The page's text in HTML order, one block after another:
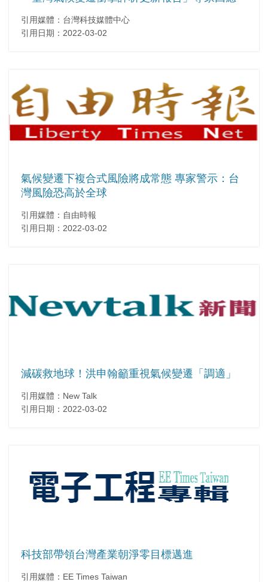
引用媒體：台灣科技媒體中心
引用日期：2022-03-02
氣候變遷下複合式風險將成常態 專家警示：台
灣風險恐高於全球
引用媒體：自由時報
引用日期：2022-03-02
減碳救地球！洪申翰籲重視氣候變遷「調適」
引用媒體：New Talk
引用日期：2022-03-02
科技部帶領台灣產業朝淨零目標邁進
引用媒體：EE Times Taiwan